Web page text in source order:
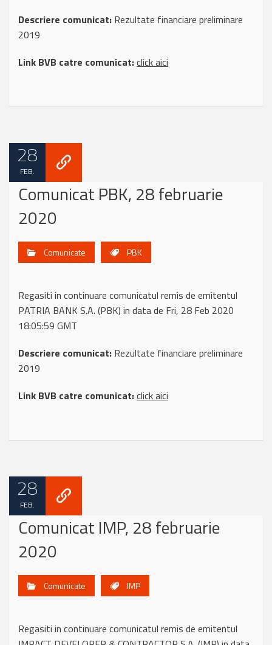
Descriere comunicat: Rezultate financiare preliminare
2019
Link BVB catre comunicat:click aici
28
FEB.
Comunicat PBK, 28 februarie
2020
Comunicate PBK
Regasiti in continuare comunicatul remis de emitentul
PATRIA BANK S.A. (PBK) in data de Fri, 28 Feb 2020
18:05:59 GMT
Descriere comunicat: Rezultate financiare preliminare
2019
Link BVB catre comunicat:click aici
28
FEB.
Comunicat IMP, 28 februarie
2020
Comunicate IMP
Regasiti in continuare comunicatul remis de emitentul